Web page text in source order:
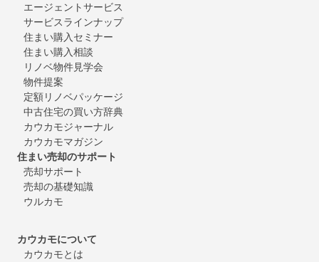
エージェントサービス
サービスラインナップ
住まい購入セミナー
住まい購入相談
リノベ物件見学会
物件提案
定額リノベパッケージ
中古住宅の買い方辞典
カウカモジャーナル
カウカモマガジン
住まい売却のサポート
売却サポート
売却の基礎知識
ウルカモ
カウカモについて
カウカモとは